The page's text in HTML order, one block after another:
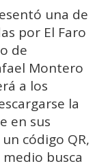
una de
por El Faro
de
Montero
a los
la
en sus
código QR,
busca